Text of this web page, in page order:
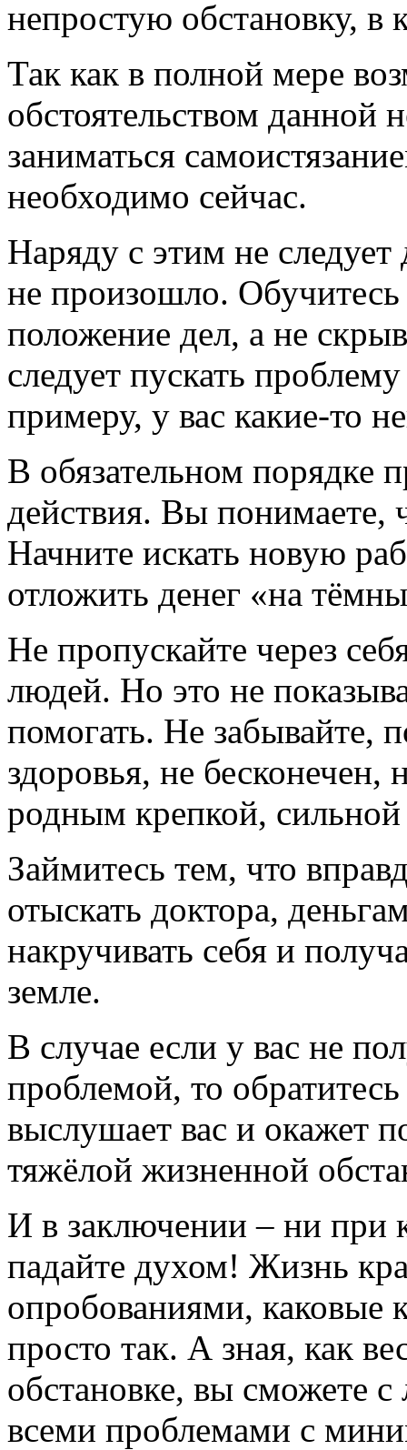
непростую обстановку, в
Так как в полной мере
обстоятельством данной
заниматься
необходимо сейчас.
Наряду с этим не следует
не произошло.
положение дел, а не
следует пускать
примеру, у вас какие-то
В обязательном порядке
действия. Вы понимаете,
Начните искать новую
отложить денег «на
Не пропускайте через
людей. Но это не
помогать. Не забывайте,
здоровья, не
родным крепкой,
Займитесь тем, что
отыскать доктора,
накручивать себя и
земле.
В случае если у вас не
проблемой, то
выслушает вас и окажет
тяжёлой жизненной
И в заключении – ни при
падайте духом! Жизнь
опробованиями, каковые
просто так. А зная, как
обстановке, вы сможете с
всеми проблемами с